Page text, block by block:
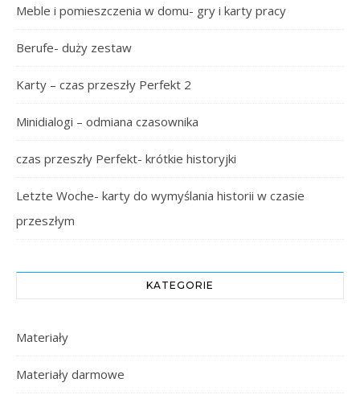
Meble i pomieszczenia w domu- gry i karty pracy
Berufe- duży zestaw
Karty – czas przeszły Perfekt 2
Minidialogi – odmiana czasownika
czas przeszły Perfekt- krótkie historyjki
Letzte Woche- karty do wymyślania historii w czasie
przeszłym
KATEGORIE
Materiały
Materiały darmowe